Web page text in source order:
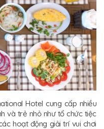
Hotel cung cấp nhiều
và trẻ nhỏ như tổ chức tiệc
hoạt động giải trí vui chơi